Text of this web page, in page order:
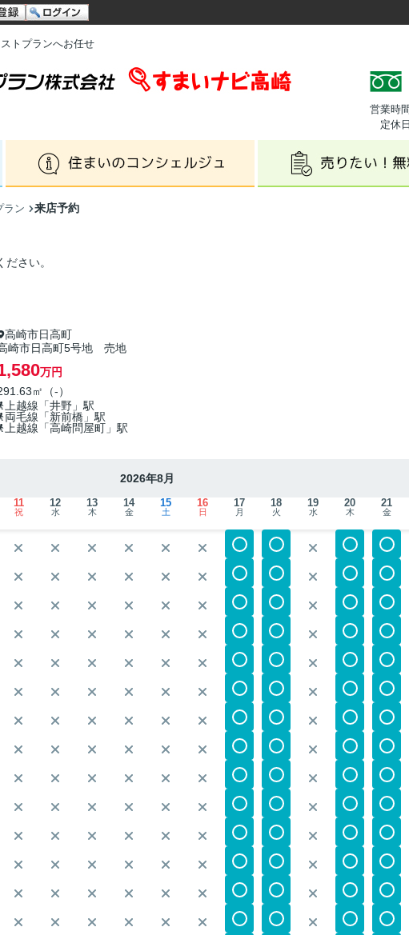
トプランへお任せ
営業時
定休
ラン 来店予約
さい。
高崎市日高町
崎市日高町5号地 売地
万円
㎡（-）
上越線「井野」駅
両毛線「新前橋」駅
上越線「高崎問屋町」駅
2026年8月
11
祝
12
水
13
木
14
金
15
土
16
日
17
月
18
火
19
水
20
木
21
金